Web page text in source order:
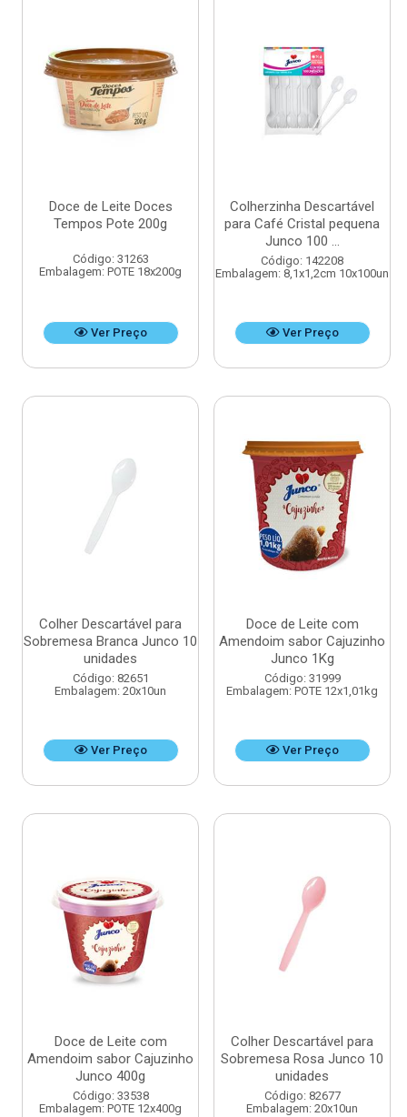
Doce de Leite Doces
Tempos Pote 200g
Código: 31263
Embalagem: POTE 18x200g
Ver Preço
Colherzinha Descartável
para Café Cristal pequena
Junco 100 ...
Código: 142208
Embalagem: 8,1x1,2cm 10x100un
Ver Preço
Colher Descartável para
Sobremesa Branca Junco 10
unidades
Código: 82651
Embalagem: 20x10un
Ver Preço
Doce de Leite com
Amendoim sabor Cajuzinho
Junco 1Kg
Código: 31999
Embalagem: POTE 12x1,01kg
Ver Preço
Doce de Leite com
Amendoim sabor Cajuzinho
Junco 400g
Código: 33538
Embalagem: POTE 12x400g
Colher Descartável para
Sobremesa Rosa Junco 10
unidades
Código: 82677
Embalagem: 20x10un